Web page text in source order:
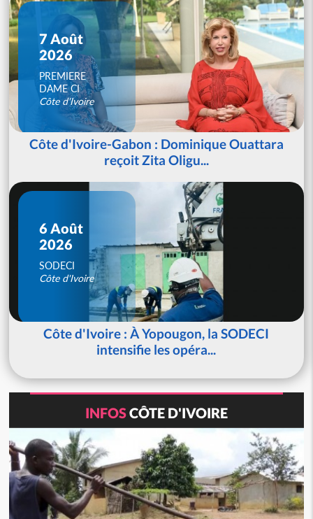
7 Août
2026
PREMIERE
DAME CI
Côte d'Ivoire
Côte d'Ivoire-Gabon : Dominique Ouattara
reçoit Zita Oligu...
6 Août
2026
SODECI
Côte d'Ivoire
Côte d'Ivoire : À Yopougon, la SODECI
intensifie les opéra...
INFOSCÔTE D'IVOIRE